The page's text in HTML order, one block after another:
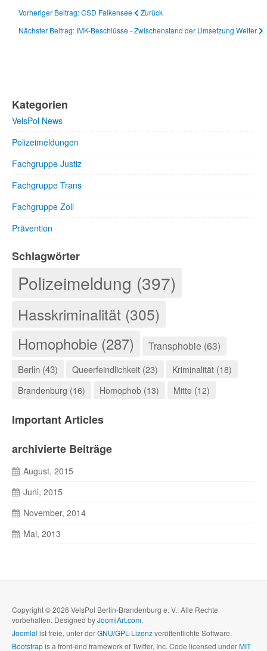
Vorheriger Beitrag: CSD Falkensee
Zurück
Nächster Beitrag: IMK-Beschlüsse - Zwischenstand der Umsetzung Weiter
Kategorien
VelsPol News
Polizeimeldungen
Fachgruppe Justiz
Fachgruppe Trans
Fachgruppe Zoll
Prävention
Schlagwörter
Polizeimeldung (397)
Hasskriminalität (305)
Homophobie (287)
Transphobie (63)
Berlin (43) Queerfeindlichkeit (23)
Kriminalität (18)
Brandenburg (16)
Homophob (13) Mitte (12)
Important Articles
archivierte Beiträge
August, 2015
Juni, 2015
November, 2014
Mai, 2013
Copyright © 2026 VelsPol Berlin-Brandenburg e. V.. Alle Rechte
vorbehalten. Designed byJoomlArt.com.
Joomla!ist freie, unter derGNU/GPL-Lizenzveröffentlichte Software.
Bootstrapis a front-end framework of Twitter, Inc. Code licensed underMIT